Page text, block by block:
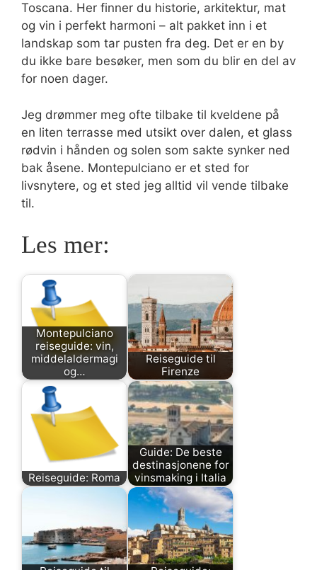
Toscana. Her finner du historie, arkitektur, mat
og vin i perfekt harmoni – alt pakket inn i et
landskap som tar pusten fra deg. Det er en by
du ikke bare besøker, men som du blir en del av
for noen dager.
Jeg drømmer meg ofte tilbake til kveldene på
en liten terrasse med utsikt over dalen, et glass
rødvin i hånden og solen som sakte synker ned
bak åsene. Montepulciano er et sted for
livsnytere, og et sted jeg alltid vil vende tilbake
til.
Les mer:
Montepulciano
reiseguide: vin,
middelaldermagi
og…
Reiseguide til
Firenze
Reiseguide: Roma
Guide: De beste
destinasjonene for
vinsmaking i Italia